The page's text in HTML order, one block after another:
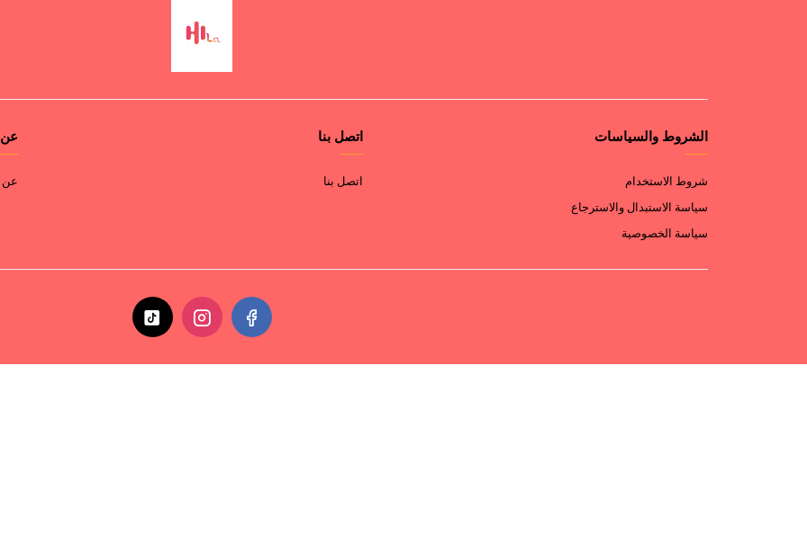
الشروط والسياسات
شروط الاستخدام
سياسة الاستبدال والاسترجاع
سياسة الخصوصية
اتصل بنا
اتصل بنا
عن
عن